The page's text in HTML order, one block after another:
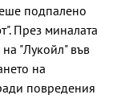
подпалено
През миналата
"Лукойл" във
на
повредения